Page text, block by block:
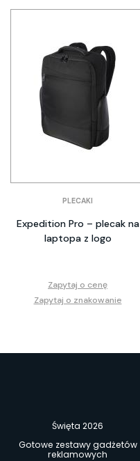
PLECAKI
Expedition Pro – plecak na
laptopa z logo
Zapytaj o cenę
Zapytaj o znakowanie
Święta 2026
Gotowe zestawy gadżetów
reklamowych